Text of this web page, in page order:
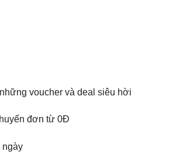
voucher và deal siêu hời
đơn từ 0Đ
ngày